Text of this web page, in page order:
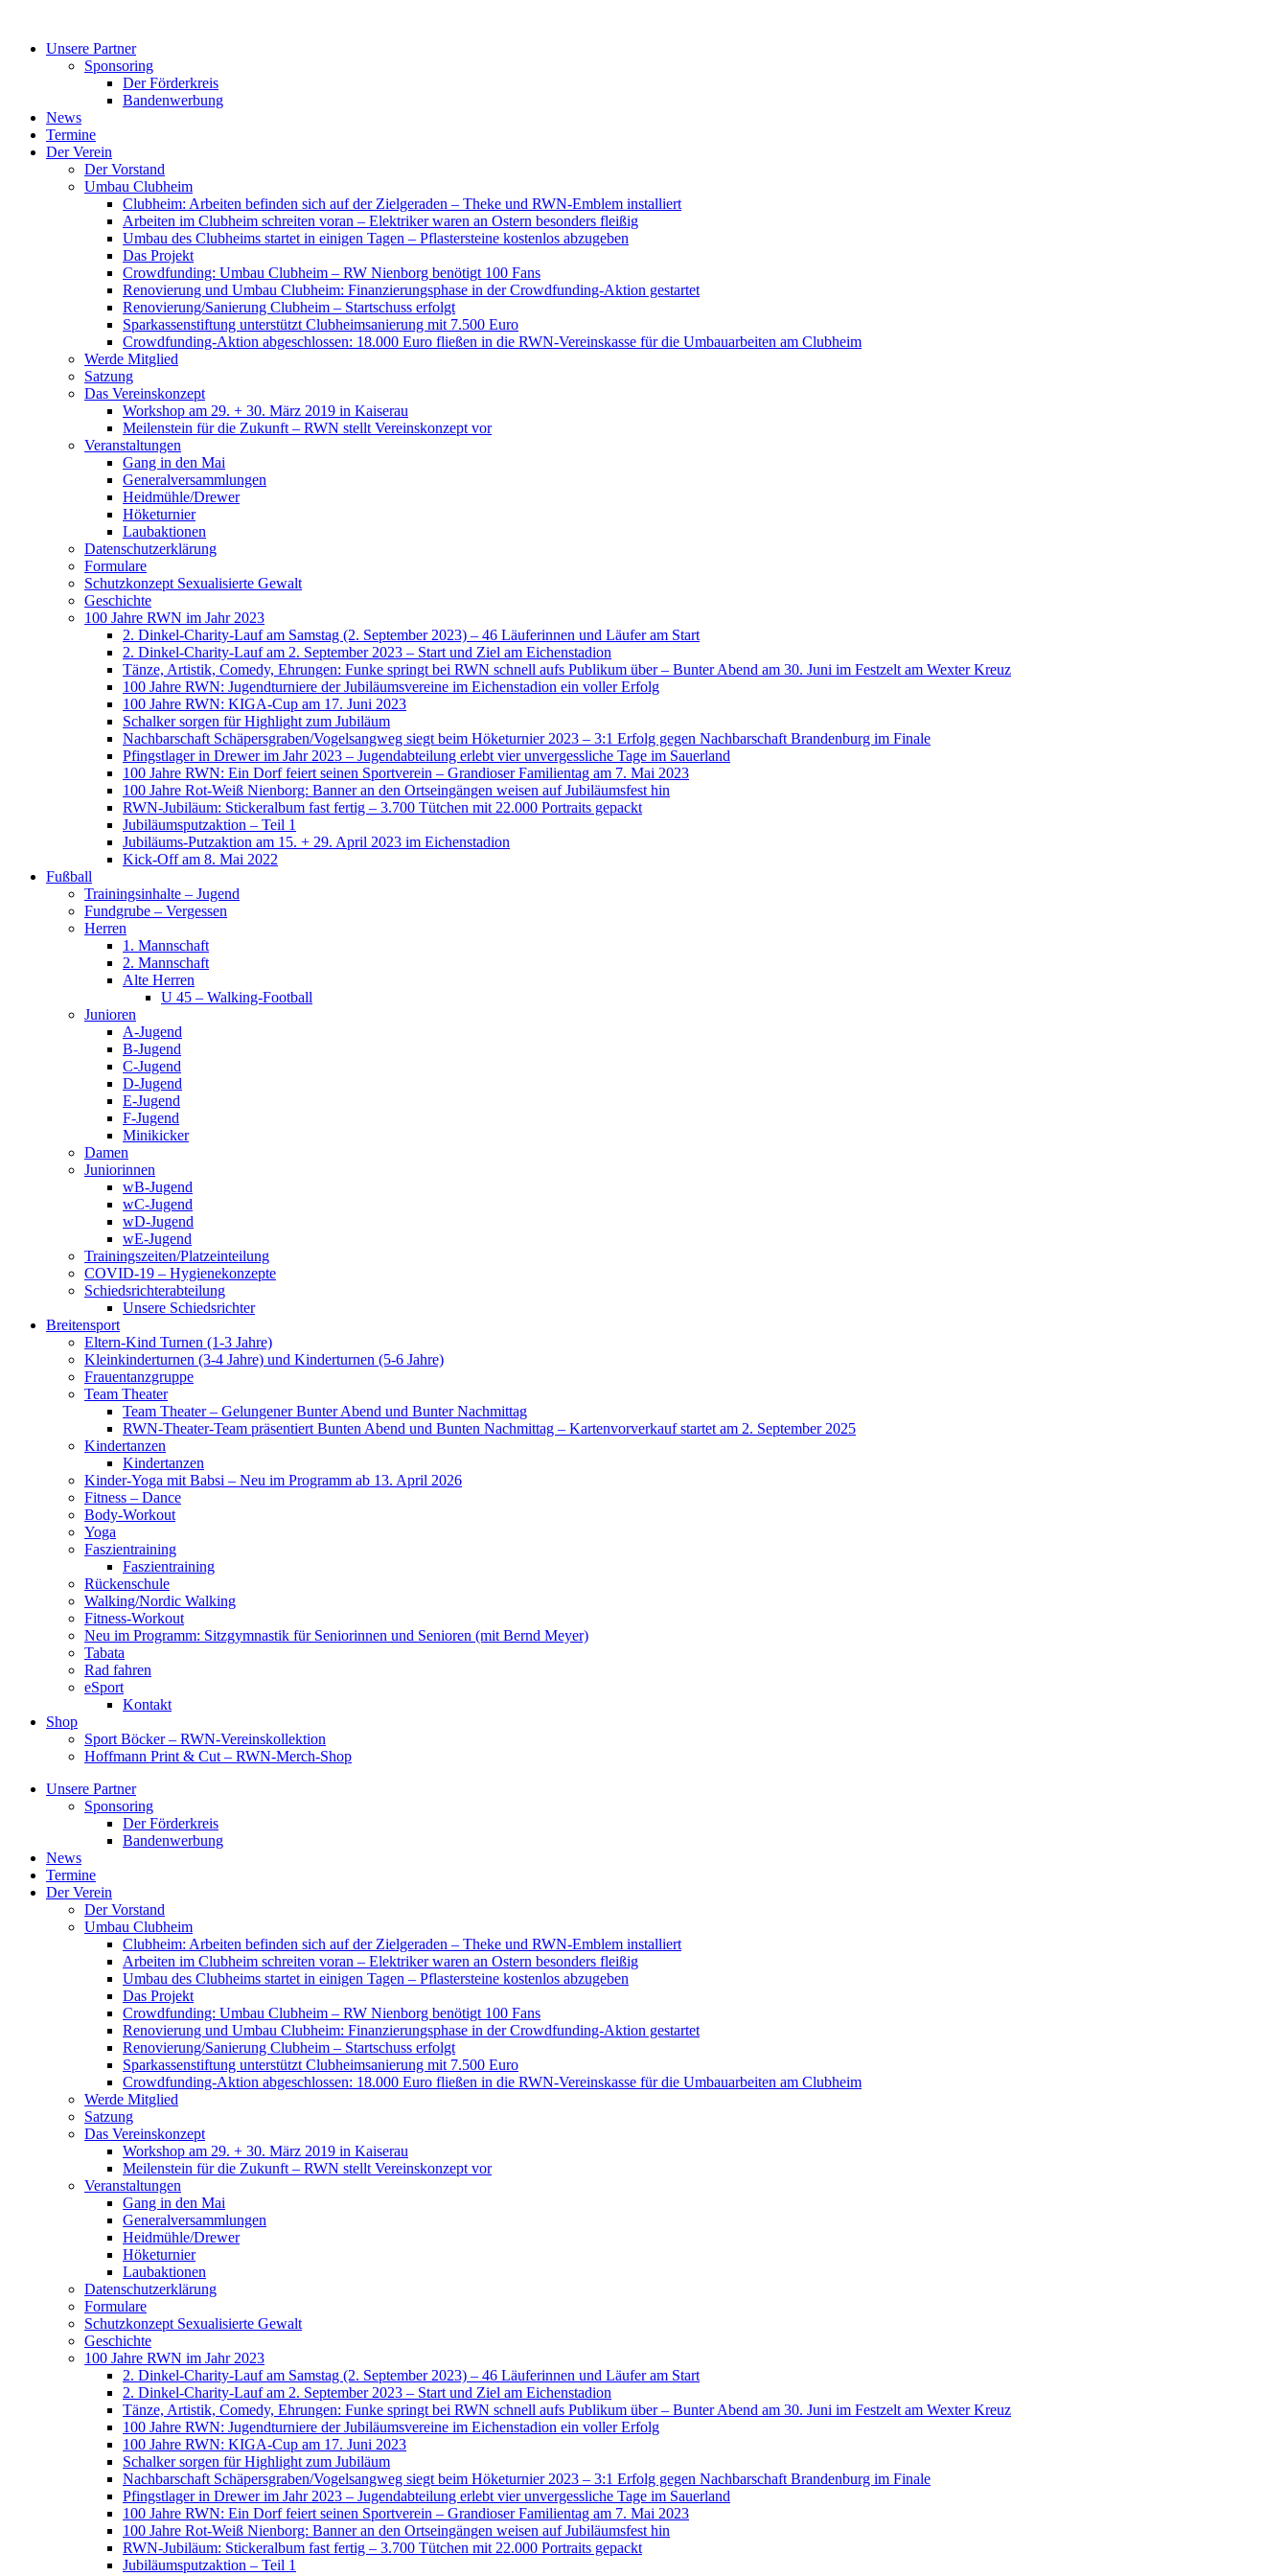
springenUnsere Partner
Sponsoring
Der Förderkreis
Bandenwerbung
News
Termine
Der Verein
Der Vorstand
Umbau Clubheim
Clubheim: Arbeiten befinden sich auf der Zielgeraden – Theke und RWN-Emblem installiert
Arbeiten im Clubheim schreiten voran – Elektriker waren an Ostern besonders fleißig
Umbau des Clubheims startet in einigen Tagen – Pflastersteine kostenlos abzugeben
Das Projekt
Crowdfunding: Umbau Clubheim – RW Nienborg benötigt 100 Fans
Renovierung und Umbau Clubheim: Finanzierungsphase in der Crowdfunding-Aktion gestartet
Renovierung/Sanierung Clubheim – Startschuss erfolgt
Sparkassenstiftung unterstützt Clubheimsanierung mit 7.500 Euro
Crowdfunding-Aktion abgeschlossen: 18.000 Euro fließen in die RWN-Vereinskasse für die Umbauarbeiten am Clubheim
Werde Mitglied
Satzung
Das Vereinskonzept
Workshop am 29. + 30. März 2019 in Kaiserau
Meilenstein für die Zukunft – RWN stellt Vereinskonzept vor
Veranstaltungen
Gang in den Mai
Generalversammlungen
Heidmühle/Drewer
Höketurnier
Laubaktionen
Datenschutzerklärung
Formulare
Schutzkonzept Sexualisierte Gewalt
Geschichte
100 Jahre RWN im Jahr 2023
2. Dinkel-Charity-Lauf am Samstag (2. September 2023) – 46 Läuferinnen und Läufer am Start
2. Dinkel-Charity-Lauf am 2. September 2023 – Start und Ziel am Eichenstadion
Tänze, Artistik, Comedy, Ehrungen: Funke springt bei RWN schnell aufs Publikum über – Bunter Abend am 30. Juni im Festzelt am Wexter Kreuz
100 Jahre RWN: Jugendturniere der Jubiläumsvereine im Eichenstadion ein voller Erfolg
100 Jahre RWN: KIGA-Cup am 17. Juni 2023
Schalker sorgen für Highlight zum Jubiläum
Nachbarschaft Schäpersgraben/Vogelsangweg siegt beim Höketurnier 2023 – 3:1 Erfolg gegen Nachbarschaft Brandenburg im Finale
Pfingstlager in Drewer im Jahr 2023 – Jugendabteilung erlebt vier unvergessliche Tage im Sauerland
100 Jahre RWN: Ein Dorf feiert seinen Sportverein – Grandioser Familientag am 7. Mai 2023
100 Jahre Rot-Weiß Nienborg: Banner an den Ortseingängen weisen auf Jubiläumsfest hin
RWN-Jubiläum: Stickeralbum fast fertig – 3.700 Tütchen mit 22.000 Portraits gepackt
Jubiläumsputzaktion – Teil 1
Jubiläums-Putzaktion am 15. + 29. April 2023 im Eichenstadion
Kick-Off am 8. Mai 2022
Fußball
Trainingsinhalte – Jugend
Fundgrube – Vergessen
Herren
1. Mannschaft
2. Mannschaft
Alte Herren
U 45 – Walking-Football
Junioren
A-Jugend
B-Jugend
C-Jugend
D-Jugend
E-Jugend
F-Jugend
Minikicker
Damen
Juniorinnen
wB-Jugend
wC-Jugend
wD-Jugend
wE-Jugend
Trainingszeiten/Platzeinteilung
COVID-19 – Hygienekonzepte
Schiedsrichterabteilung
Unsere Schiedsrichter
Breitensport
Eltern-Kind Turnen (1-3 Jahre)
Kleinkinderturnen (3-4 Jahre) und Kinderturnen (5-6 Jahre)
Frauentanzgruppe
Team Theater
Team Theater – Gelungener Bunter Abend und Bunter Nachmittag
RWN-Theater-Team präsentiert Bunten Abend und Bunten Nachmittag – Kartenvorverkauf startet am 2. September 2025
Kindertanzen
Kindertanzen
Kinder-Yoga mit Babsi – Neu im Programm ab 13. April 2026
Fitness – Dance
Body-Workout
Yoga
Faszientraining
Faszientraining
Rückenschule
Walking/Nordic Walking
Fitness-Workout
Neu im Programm: Sitzgymnastik für Seniorinnen und Senioren (mit Bernd Meyer)
Tabata
Rad fahren
eSport
Kontakt
Shop
Sport Böcker – RWN-Vereinskollektion
Hoffmann Print & Cut – RWN-Merch-Shop
Unsere Partner
Sponsoring
Der Förderkreis
Bandenwerbung
News
Termine
Der Verein
Der Vorstand
Umbau Clubheim
Clubheim: Arbeiten befinden sich auf der Zielgeraden – Theke und RWN-Emblem installiert
Arbeiten im Clubheim schreiten voran – Elektriker waren an Ostern besonders fleißig
Umbau des Clubheims startet in einigen Tagen – Pflastersteine kostenlos abzugeben
Das Projekt
Crowdfunding: Umbau Clubheim – RW Nienborg benötigt 100 Fans
Renovierung und Umbau Clubheim: Finanzierungsphase in der Crowdfunding-Aktion gestartet
Renovierung/Sanierung Clubheim – Startschuss erfolgt
Sparkassenstiftung unterstützt Clubheimsanierung mit 7.500 Euro
Crowdfunding-Aktion abgeschlossen: 18.000 Euro fließen in die RWN-Vereinskasse für die Umbauarbeiten am Clubheim
Werde Mitglied
Satzung
Das Vereinskonzept
Workshop am 29. + 30. März 2019 in Kaiserau
Meilenstein für die Zukunft – RWN stellt Vereinskonzept vor
Veranstaltungen
Gang in den Mai
Generalversammlungen
Heidmühle/Drewer
Höketurnier
Laubaktionen
Datenschutzerklärung
Formulare
Schutzkonzept Sexualisierte Gewalt
Geschichte
100 Jahre RWN im Jahr 2023
2. Dinkel-Charity-Lauf am Samstag (2. September 2023) – 46 Läuferinnen und Läufer am Start
2. Dinkel-Charity-Lauf am 2. September 2023 – Start und Ziel am Eichenstadion
Tänze, Artistik, Comedy, Ehrungen: Funke springt bei RWN schnell aufs Publikum über – Bunter Abend am 30. Juni im Festzelt am Wexter Kreuz
100 Jahre RWN: Jugendturniere der Jubiläumsvereine im Eichenstadion ein voller Erfolg
100 Jahre RWN: KIGA-Cup am 17. Juni 2023
Schalker sorgen für Highlight zum Jubiläum
Nachbarschaft Schäpersgraben/Vogelsangweg siegt beim Höketurnier 2023 – 3:1 Erfolg gegen Nachbarschaft Brandenburg im Finale
Pfingstlager in Drewer im Jahr 2023 – Jugendabteilung erlebt vier unvergessliche Tage im Sauerland
100 Jahre RWN: Ein Dorf feiert seinen Sportverein – Grandioser Familientag am 7. Mai 2023
100 Jahre Rot-Weiß Nienborg: Banner an den Ortseingängen weisen auf Jubiläumsfest hin
RWN-Jubiläum: Stickeralbum fast fertig – 3.700 Tütchen mit 22.000 Portraits gepackt
Jubiläumsputzaktion – Teil 1